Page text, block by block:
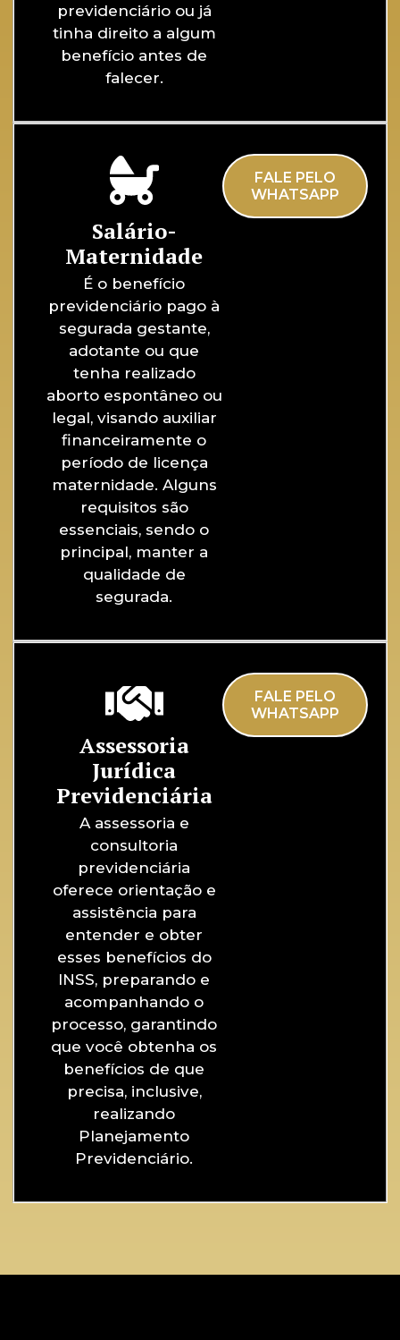
previdenciário ou já
tinha direito a algum
benefício antes de
falecer.
Salário-
Maternidade
É o benefício
previdenciário pago à
segurada gestante,
adotante ou que
tenha realizado
aborto espontâneo ou
legal, visando auxiliar
financeiramente o
período de licença
maternidade. Alguns
requisitos são
essenciais, sendo o
principal, manter a
qualidade de
segurada.
FALE PELO
WHATSAPP
Assessoria
Jurídica
Previdenciária
A assessoria e
consultoria
previdenciária
oferece orientação e
assistência para
entender e obter
esses benefícios do
INSS, preparando e
acompanhando o
processo, garantindo
que você obtenha os
benefícios de que
precisa, inclusive,
realizando
Planejamento
Previdenciário.
FALE PELO
WHATSAPP